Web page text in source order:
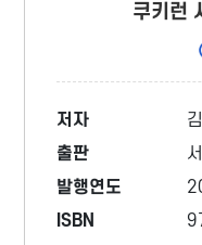
쿠키런
저자
출판
발행연도
ISBN